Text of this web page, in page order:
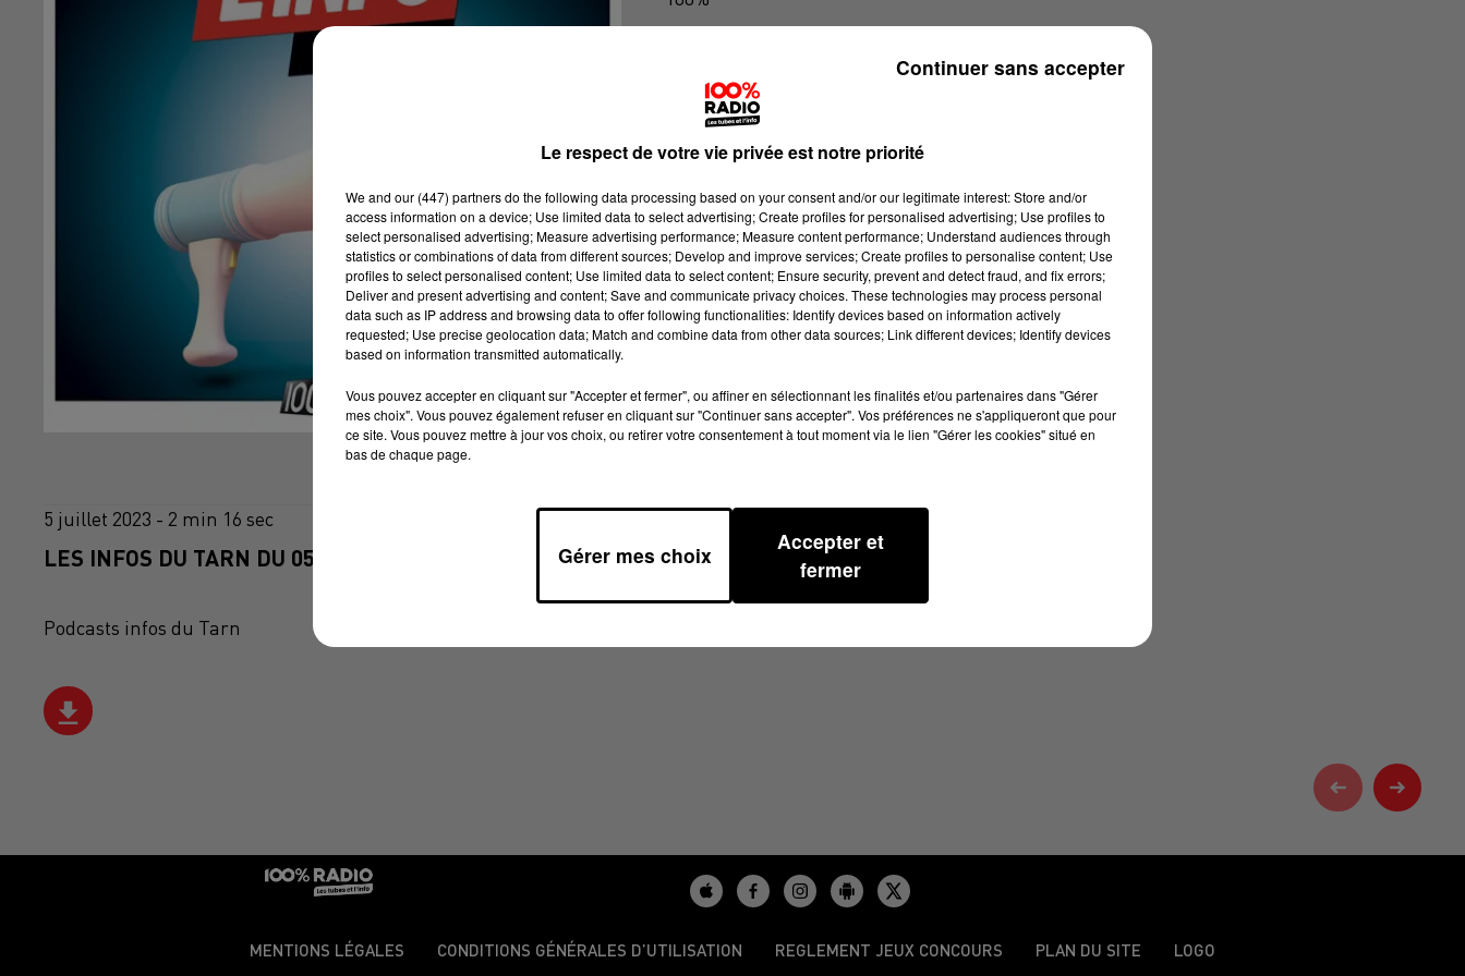
5 juillet 2023 - 2 min 16 sec
LES INFOS DU TARN DU 05/07/2023 À 10H00
Podcasts infos du Tarn
MENTIONS LÉGALES CONDITIONS GÉNÉRALES D’UTILISATION REGLEMENT JEUX CONCOURS PLAN DU SITE LOGO
Le respect de votre vie privée est notre priorité
We and our (447) partnersdo the following data processing based on your consent and/or our legitimate interest: Store and/or
access information on a device; Use limited data to select advertising; Create profiles for personalised advertising; Use profiles to
select personalised advertising; Measure advertising performance; Measure content performance; Understand audiences through
statistics or combinations of data from different sources; Develop and improve services; Create profiles to personalise content; Use
profiles to select personalised content; Use limited data to select content; Ensure security, prevent and detect fraud, and fix errors;
Deliver and present advertising and content; Save and communicate privacy choices. These technologies may process personal
data such as IP address and browsing data to offer following functionalities: Identify devices based on information actively
requested; Use precise geolocation data; Match and combine data from other data sources; Link different devices; Identify devices
based on information transmitted automatically.
Vous pouvez accepter en cliquant sur "Accepter et fermer", ou affiner en sélectionnant les finalités et/ou partenaires dans "Gérer
mes choix". Vous pouvez également refuser en cliquant sur "Continuer sans accepter". Vos préférences ne s'appliqueront que pour
ce site. Vous pouvez mettre à jour vos choix, ou retirer votre consentement à tout moment via le lien "Gérer les cookies" situé en
bas de chaque page.
Gérer mes choix
Accepter et
fermer
Continuer sans accepter